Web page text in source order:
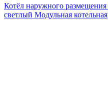
Котёл наружного размещения
светлый Модульная котельная